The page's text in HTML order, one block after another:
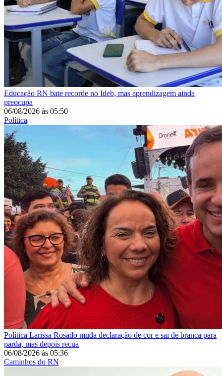
Educação RN bate recorde no Ideb, mas aprendizagem ainda
preocupa
06/08/2026 às 05:50
Política
Política Larissa Rosado muda declaração de cor e sai de branca para
parda, mas depois recua
06/08/2026 às 05:36
Caminhos do RN